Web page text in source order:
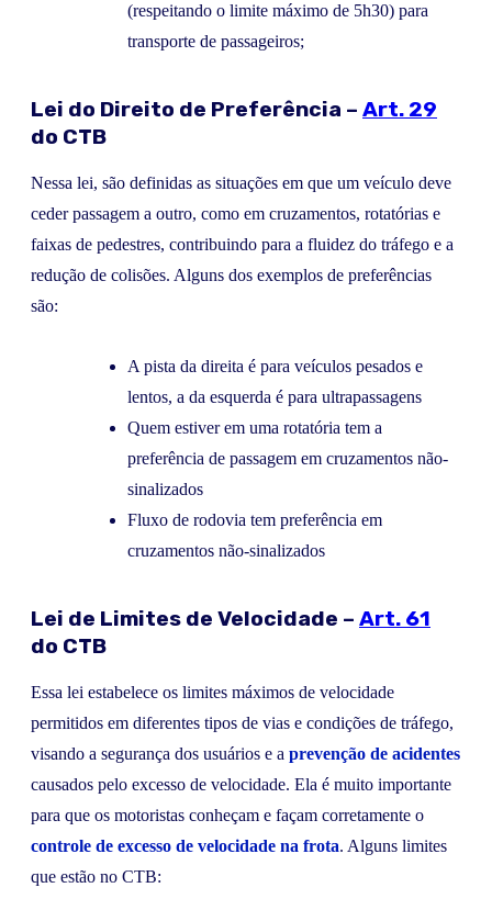
(respeitando o limite máximo de 5h30) para
transporte de passageiros;
Lei do Direito de Preferência – Art. 29
do CTB
Nessa lei, são definidas as situações em que um veículo deve
ceder passagem a outro, como em cruzamentos, rotatórias e
faixas de pedestres, contribuindo para a fluidez do tráfego e a
redução de colisões. Alguns dos exemplos de preferências
são:
A pista da direita é para veículos pesados e
lentos, a da esquerda é para ultrapassagens
Quem estiver em uma rotatória tem a
preferência de passagem em cruzamentos não-
sinalizados
Fluxo de rodovia tem preferência em
cruzamentos não-sinalizados
Lei de Limites de Velocidade – Art. 61
do CTB
Essa lei estabelece os limites máximos de velocidade
permitidos em diferentes tipos de vias e condições de tráfego,
visando a segurança dos usuários e a prevenção de acidentes
causados pelo excesso de velocidade. Ela é muito importante
para que os motoristas conheçam e façam corretamente o
controle de excesso de velocidade na frota. Alguns limites
que estão no CTB: